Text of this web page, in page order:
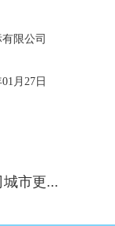
限公司
01 月 27日
市更...